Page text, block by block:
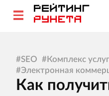
#SEO #Комплекс услуг
#Электронная
Как